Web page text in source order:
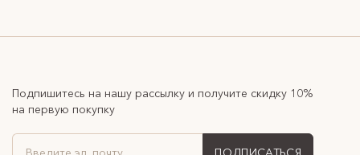
Подпишитесь на нашу рассылку и получите скидку 10%
на первую покупку